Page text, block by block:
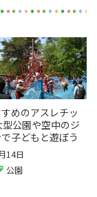
めのアスレチッ
公園や空中のジ
子どもと遊ぼう
14日
公園